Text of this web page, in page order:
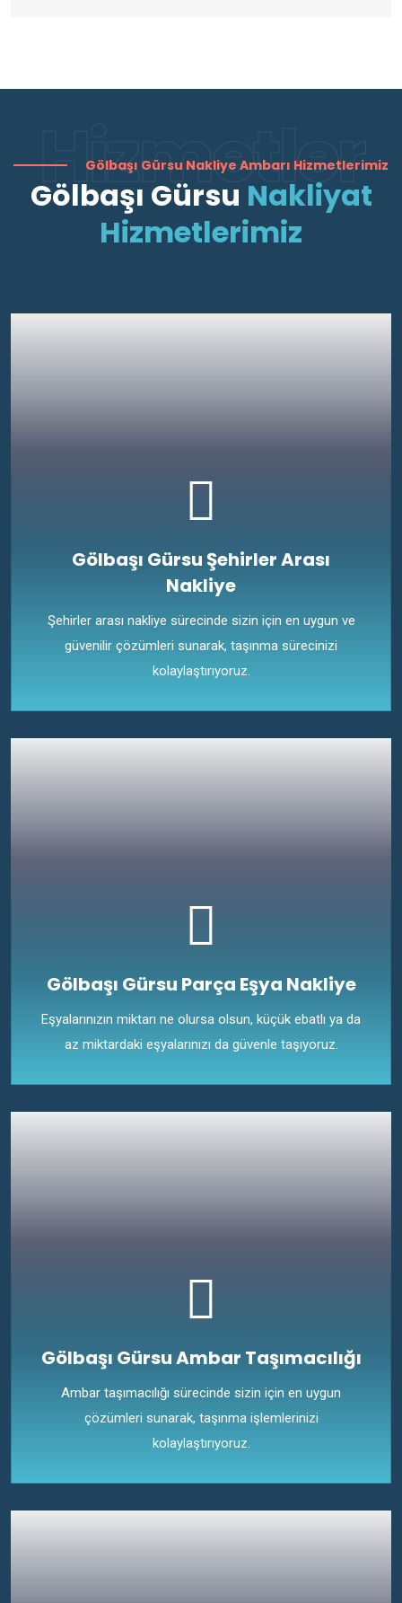
Hizmetler
Gölbaşı Gürsu Nakliye Ambarı Hizmetlerimiz
Gölbaşı Gürsu Nakliyat
Hizmetlerimiz
Gölbaşı Gürsu Şehirler Arası
Nakliye
Şehirler arası nakliye sürecinde sizin için en uygun ve
güvenilir çözümleri sunarak, taşınma sürecinizi
kolaylaştırıyoruz.
Gölbaşı Gürsu Parça Eşya Nakliye
Eşyalarınızın miktarı ne olursa olsun, küçük ebatlı ya da
az miktardaki eşyalarınızı da güvenle taşıyoruz.
Gölbaşı Gürsu Ambar Taşımacılığı
Ambar taşımacılığı sürecinde sizin için en uygun
çözümleri sunarak, taşınma işlemlerinizi
kolaylaştırıyoruz.